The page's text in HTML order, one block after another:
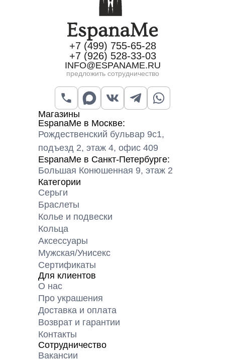
Магазины
EspanaMe в Москве:
Рождественский бульвар 9с1,
подъезд 2, этаж 4, офис 409
EspanaMe в Санкт-Петербурге:
Большая Конюшенная 9, этаж 2
Категории
Серьги
Браслеты
Колье и подвески
Кольца
Аксессуары
Мужская/Унисекс
Сертификаты
Для клиентов
О нас
Про украшения
Доставка и оплата
Возврат и гарантии
Контакты
Сотрудничество
Вакансии
+7 (499) 755-65-28
+7 (926) 528-33-03
INFO@ESPANAME.RU
предложить сотрудничество